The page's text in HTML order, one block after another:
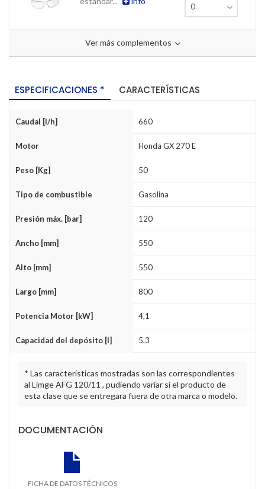
Ver más complementos
ESPECIFICACIONES * CARACTERÍSTICAS
Caudal [l/h] 660
Motor Honda GX 270 E
Peso [Kg] 50
Tipo de combustible Gasolina
Presión máx. [bar] 120
Ancho [mm] 550
Alto [mm] 550
Largo [mm] 800
Potencia Motor [kW] 4,1
Capacidad del depósito [l] 5,3
* Las características mostradas son las correspondientes
al Limge AFG 120/11 , pudiendo variar si el producto de
esta clase que se entregara fuera de otra marca o modelo.
DOCUMENTACIÓN
FICHA DE DATOS TÉCNICOS